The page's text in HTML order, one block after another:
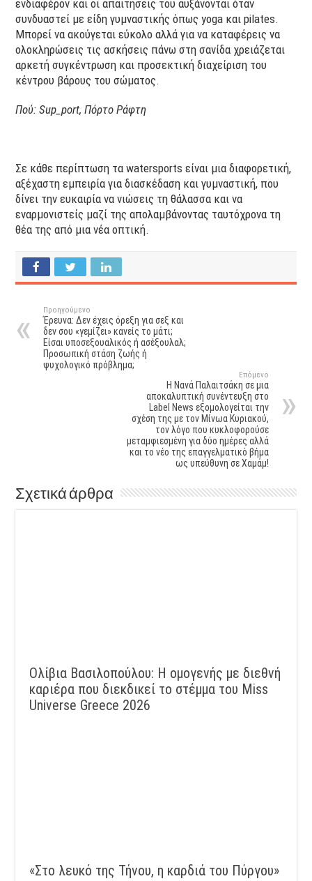
ενδιαφέρον και οι απαιτήσεις του αυξάνονται όταν
συνδυαστεί με είδη γυμναστικής όπως yoga και pilates.
Μπορεί να ακούγεται εύκολο αλλά για να καταφέρεις να
ολοκληρώσεις τις ασκήσεις πάνω στη σανίδα χρειάζεται
αρκετή συγκέντρωση και προσεκτική διαχείριση του
κέντρου βάρους του σώματος.
Πού: Sup_port, Πόρτο Ράφτη
Σε κάθε περίπτωση τα watersports είναι μια διαφορετική,
αξέχαστη εμπειρία για διασκέδαση και γυμναστική, που
δίνει την ευκαιρία να νιώσεις τη θάλασσα και να
εναρμονιστείς μαζί της απολαμβάνοντας ταυτόχρονα τη
θέα της από μια νέα οπτική.
Προηγούμενο
Έρευνα: Δεν έχεις όρεξη για σεξ και
δεν σου «γεμίζει» κανείς το μάτι;
Είσαι υποσεξουαλικός ή ασέξουλαλ;
Προσωπική στάση ζωής ή
ψυχολογικό πρόβλημα;
Επόμενο
Η Νανά Παλαιτσάκη σε μια
αποκαλυπτική συνέντευξη στο
Label News εξομολογείται την
σχέση της με τον Μίνωα Κυριακού,
τον λόγο που κυκλοφορούσε
μεταμφιεσμένη για δύο ημέρες αλλά
και το νέο της επαγγελματικό βήμα
ως υπεύθυνη σε Χαμάμ!
Σχετικά άρθρα
Ολίβια Βασιλοπούλου: Η ομογενής με διεθνή
καριέρα που διεκδικεί το στέμμα του Miss
Universe Greece 2026
«Στο λευκό της Τήνου, η καρδιά του Πύργου»